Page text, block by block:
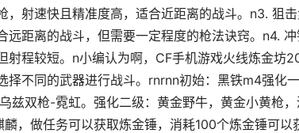
，射速快且精准度高，适合近距离的战斗。n3. 狙
远距离的战斗，但需要一定程度的枪法诀窍。n4.
射程较短。n小编认为啊，CF手机游戏火线炼金坊
择不同的武器进行战斗。rnrnn初始：黑铁m4强化
兹双枪-霓虹。强化二级：黄金野牛，黄金小黄枪，
，做任务可以获取炼金锤，消耗100个炼金锤可